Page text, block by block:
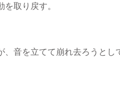
取り戻す。
、音を立てて崩れ去ろうとし